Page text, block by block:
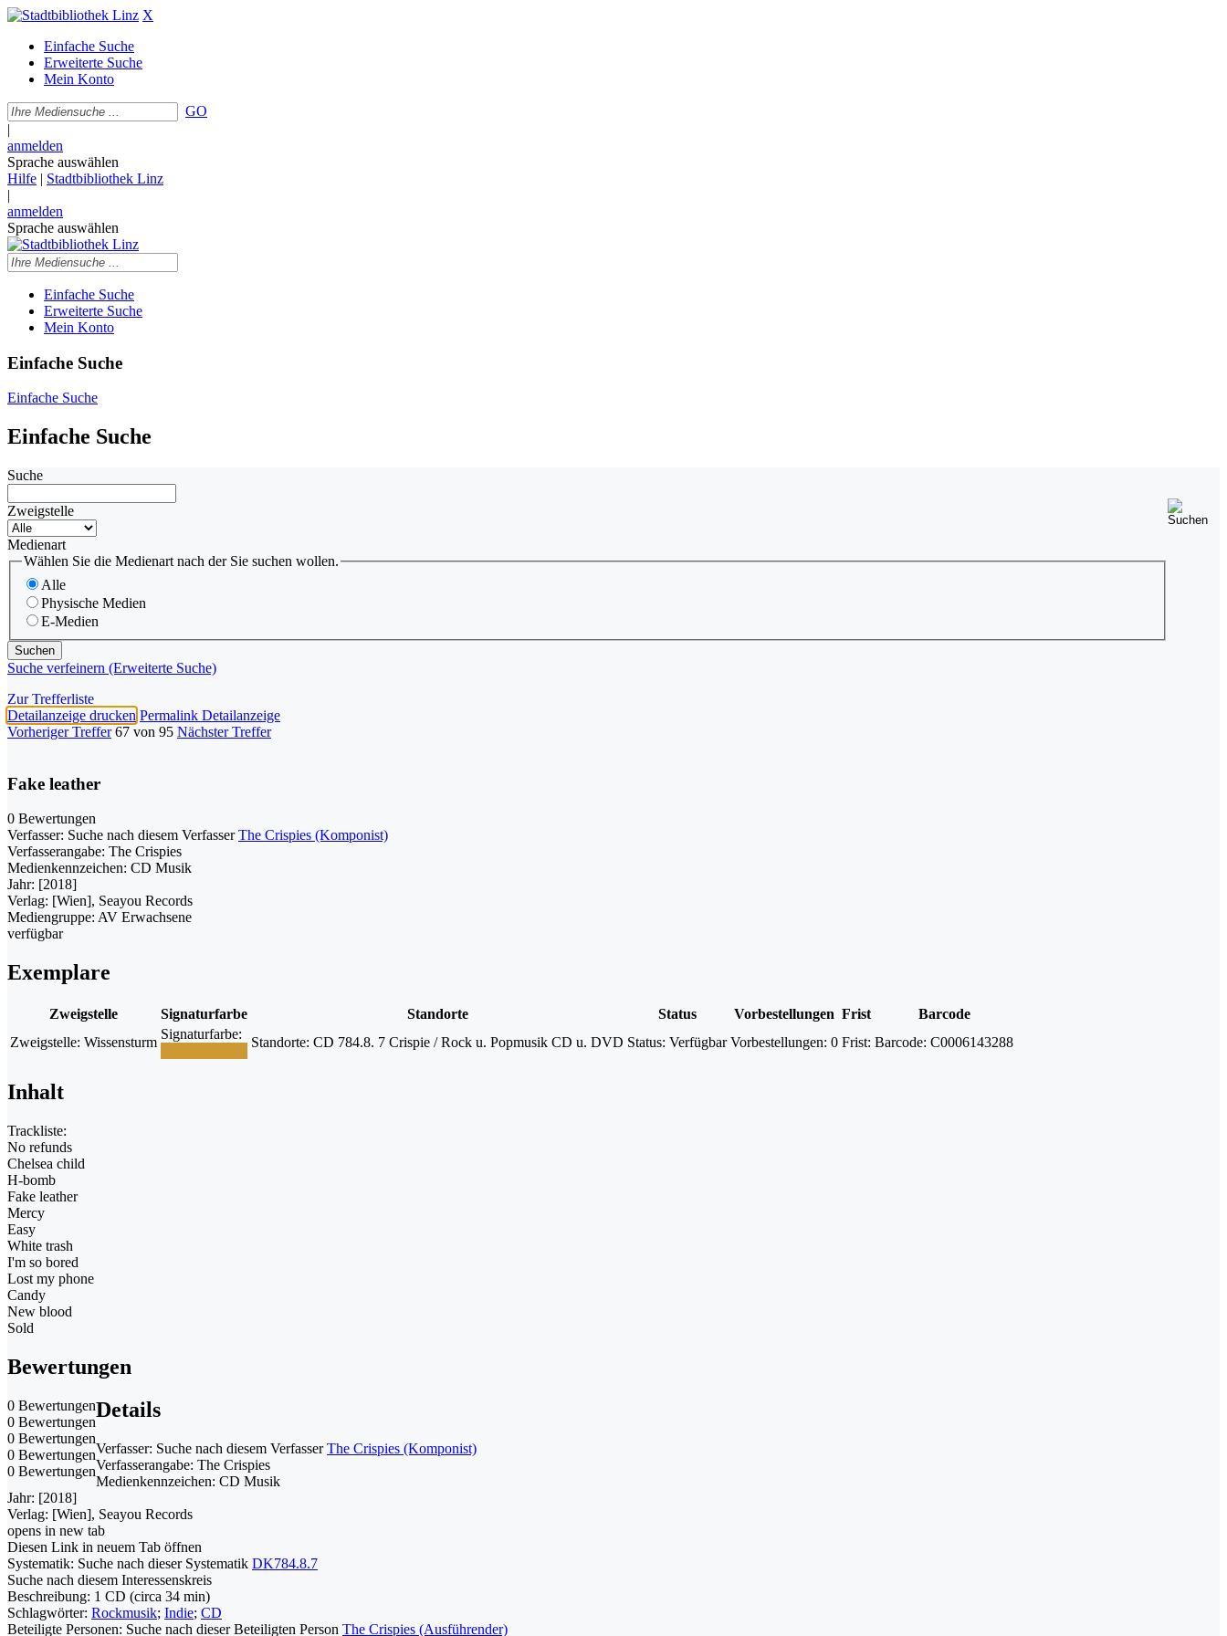
X
Einfache Suche
Erweiterte Suche
Mein Konto
GO
|
anmelden
Sprache auswählen
Hilfe | Stadtbibliothek Linz
|
anmelden
Sprache auswählen
Einfache Suche
Erweiterte Suche
Mein Konto
Einfache Suche
Einfache Suche
Einfache Suche
Suche
Zweigstelle
Medienart
Wählen Sie die Medienart nach der Sie suchen wollen.
Alle
Physische Medien
E-Medien
Suche verfeinern (Erweiterte Suche)
Zur Trefferliste
Detailanzeige drucken Permalink Detailanzeige
Vorheriger Treffer 67 von 95 Nächster Treffer
Fake leather
0 Bewertungen
Verfasser: Suche nach diesem Verfasser The Crispies (Komponist)
Verfasserangabe: The Crispies
Medienkennzeichen: CD Musik
Jahr: [2018]
Verlag: [Wien], Seayou Records
Mediengruppe: AV Erwachsene
verfügbar
Exemplare
Zweigstelle Signaturfarbe Standorte Status Vorbestellungen Frist
Barcode
Zweigstelle: Wissensturm
Signaturfarbe:
Standorte: CD 784.8. 7 Crispie / Rock u. Popmusik CD u. DVD Status: Verfügbar Vorbestellungen: 0 Frist: Barcode: C0006143288
Inhalt
Trackliste:
No refunds
Chelsea child
H-bomb
Fake leather
Mercy
Easy
White trash
I'm so bored
Lost my phone
Candy
New blood
Sold
Bewertungen
0 Bewertungen
0 Bewertungen
0 Bewertungen
0 Bewertungen
0 Bewertungen
Details
Verfasser: Suche nach diesem Verfasser The Crispies (Komponist)
Verfasserangabe: The Crispies
Medienkennzeichen: CD Musik
Jahr: [2018]
Verlag: [Wien], Seayou Records
opens in new tab
Diesen Link in neuem Tab öffnen
Systematik: Suche nach dieser Systematik DK784.8.7
Suche nach diesem Interessenskreis
Beschreibung: 1 CD (circa 34 min)
Schlagwörter: Rockmusik; Indie; CD
Beteiligte Personen: Suche nach dieser Beteiligten Person The Crispies (Ausführender)